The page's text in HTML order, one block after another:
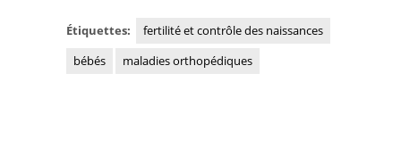
Étiquettes:
fertilité et contrôle des naissances
bébés
maladies orthopédiques